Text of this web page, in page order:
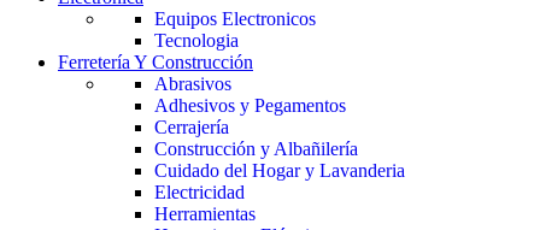
Equipos Electronicos
Tecnologia
Ferretería Y Construcción
Abrasivos
Adhesivos y Pegamentos
Cerrajería
Construcción y Albañilería
Cuidado del Hogar y Lavanderia
Electricidad
Herramientas